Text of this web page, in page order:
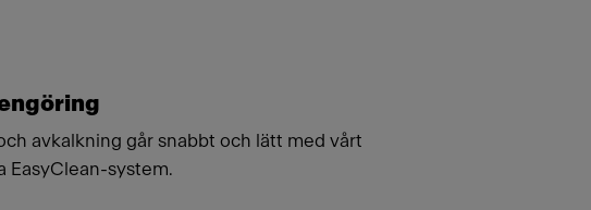
avkalkning går snabbt och lätt med vårt
EasyClean-system.